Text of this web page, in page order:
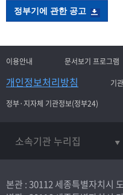
정부기에 관한 공고
이용안내 문서보기 프로그램
개인정보처리방침
기
정부·지자체 기관정보(정부24)
소속기관 누리집
본관 : 30112 세종특별자치시